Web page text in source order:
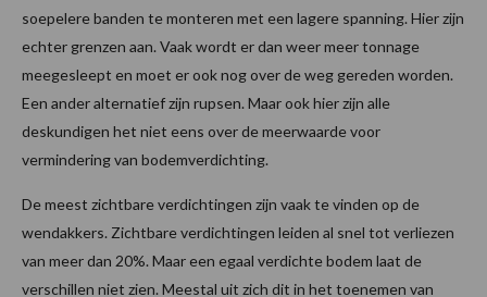
soepelere banden te monteren met een lagere spanning. Hier zijn
echter grenzen aan. Vaak wordt er dan weer meer tonnage
meegesleept en moet er ook nog over de weg gereden worden.
Een ander alternatief zijn rupsen. Maar ook hier zijn alle
deskundigen het niet eens over de meerwaarde voor
vermindering van bodemverdichting.
De meest zichtbare verdichtingen zijn vaak te vinden op de
wendakkers. Zichtbare verdichtingen leiden al snel tot verliezen
van meer dan 20%. Maar een egaal verdichte bodem laat de
verschillen niet zien. Meestal uit zich dit in het toenemen van